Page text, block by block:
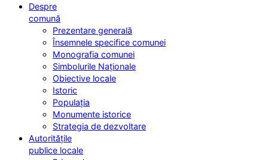
Despre
comună
Prezentare generală
Însemnele specifice comunei
Monografia comunei
Simbolurile Naționale
Obiective locale
Istoric
Populația
Monumente istorice
Strategia de dezvoltare
Autoritățile
publice locale